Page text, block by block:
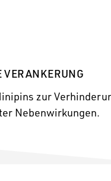
VERANKERUNG
zur
Nebenwirkungen.